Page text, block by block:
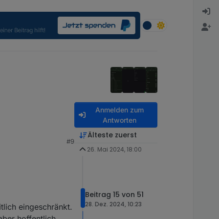
auf Github
wird AES
Daten bleiben bei
zum Handy senden
#9
eingeschränkt.
Anmelden zum
Antworten
Älteste zuerst
26. Mai 2024, 18:00
Beitrag 15 von 51
28. Dez. 2024, 10:23